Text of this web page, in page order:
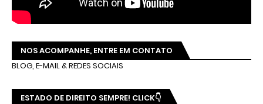
NOS ACOMPANHE, ENTRE EM CONTATO
BLOG, E-MAIL & REDES SOCIAIS
ESTADO DE DIREITO SEMPRE! CLICK👇